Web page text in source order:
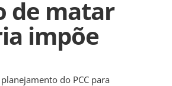
de matar
impõe
do PCC para